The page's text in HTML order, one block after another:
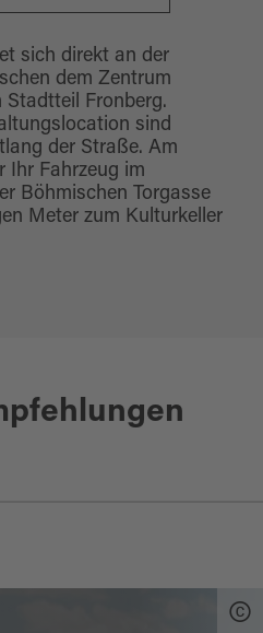
sich direkt an der
dem Zentrum
Fronberg.
sind
der Straße. Am
Ihr Fahrzeug im
Böhmischen Torgasse
Meter zum Kulturkeller